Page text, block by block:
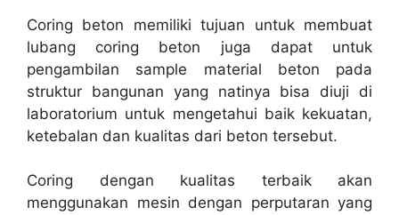
Coring beton memiliki tujuan untuk membuat
lubang coring beton juga dapat untuk
pengambilan sample material beton pada
struktur bangunan yang natinya bisa diuji di
laboratorium untuk mengetahui baik kekuatan,
ketebalan dan kualitas dari beton tersebut.
Coring dengan kualitas terbaik akan
menggunakan mesin dengan perputaran yang